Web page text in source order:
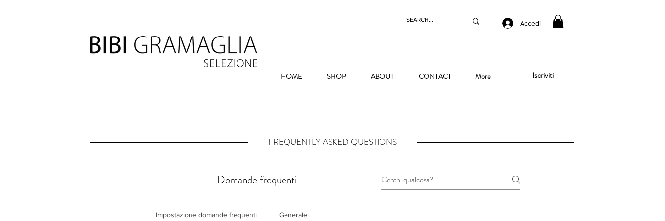
Accedi
HOME SHOP ABOUT CONTACT More Iscriviti
FREQUENTLY ASKED QUESTIONS
Domande frequenti
Impostazione domande frequenti Generale